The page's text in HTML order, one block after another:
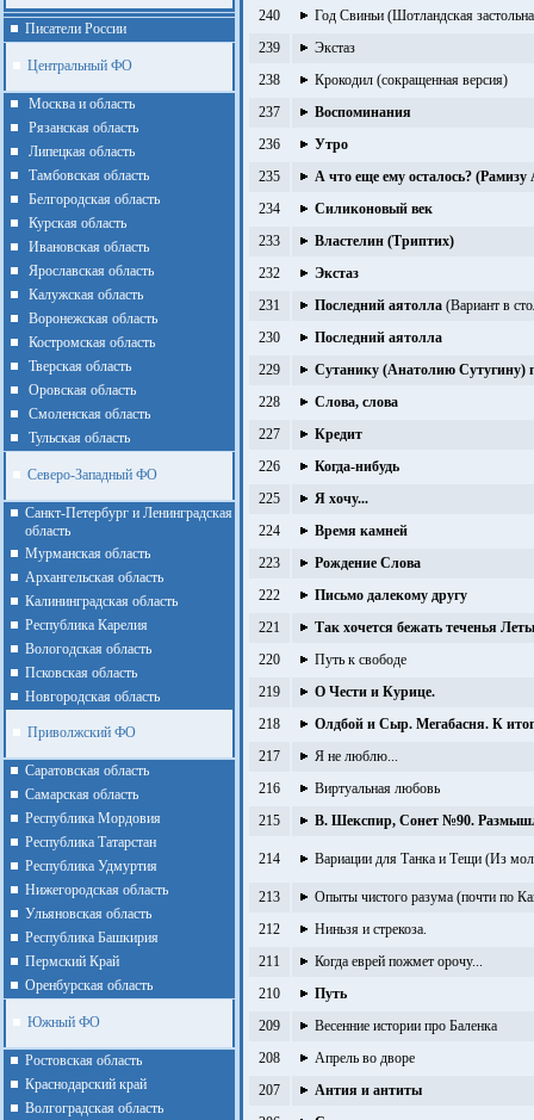
Писатели России
Центральный ФО
Москва и область
Рязанская область
Липецкая область
Тамбовская область
Белгородская область
Курская область
Ивановская область
Ярославская область
Калужская область
Воронежская область
Костромская область
Тверская область
Оровская область
Смоленская область
Тульская область
Северо-Западный ФО
Санкт-Петербург и Ленинградская
область
Мурманская область
Архангельская область
Калининградская область
Республика Карелия
Вологодская область
Псковская область
Новгородская область
Приволжский ФО
Cаратовская область
Cамарская область
Республика Мордовия
Республика Татарстан
Республика Удмуртия
Нижегородская область
Ульяновская область
Республика Башкирия
Пермский Край
Оренбурская область
Южный ФО
Ростовская область
Краснодарский край
Волгоградская область
240
Год Свиньи (Шотландская
239
Экстаз
238
Крокодил (сокращенная версия)
237
Воспоминания
236
Утро
235
А что еще ему осталось? (Рамизу
234
Силиконовый век
233
Властелин (Триптих)
232
Экстаз
231
Последний аятолла (Вариант в
230
Последний аятолла
229
Сутанику (Анатолию Сутугину)
228
Слова, слова
227
Кредит
226
Когда-нибудь
225
Я хочу...
224
Время камней
223
Рождение Слова
222
Письмо далекому другу
221
Так хочется бежать теченья Леты
220
Путь к свободе
219
О Чести и Курице.
218
Олдбой и Сыр. Мегабасня. К
217
Я не люблю...
216
Виртуальная любовь
215
В. Шекспир, Сонет №90.
214 Вариации для Танка и Тещи (Из
213
Опыты чистого разума (почти по
212
Ниньзя и стрекоза.
211
Когда еврей пожмет орочу...
210
Путь
209
Весенние истории про Баленка
208
Апрель во дворе
207
Антия и антиты